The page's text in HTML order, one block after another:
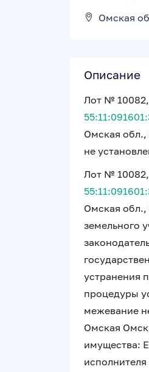
Омская
Описание
Лот №
Омская обл.,
не
Лот №
Омская
земельного
устранения
процедуры
межевание
Омская
имущества: